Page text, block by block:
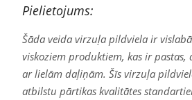
Pielietojums:
Šāda veida virzuļa pildviela ir
viskoziem produktiem, kas ir pastas,
ar lielām daļiņām. Šīs virzuļa
atbilstu pārtikas kvalitātes